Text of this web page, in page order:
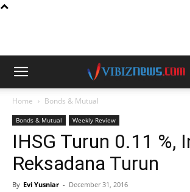
Home Bonds & Mutual
Bonds & Mutual Weekly Review
IHSG Turun 0.11 %,
Reksadana Turun
By Evi Yusniar - December 31, 2016